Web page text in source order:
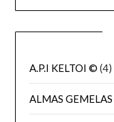
A.P.I KELTOI © (4)
ALMAS GEMELAS